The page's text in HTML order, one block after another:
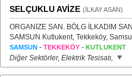
SELÇUKLU AVİZE (İLKAY ASAN)
ORGANİZE SAN. BÖLG İLKADIM
SAMSUN Kutlukent, Tekkeköy,
SAMSUN - TEKKEKÖY - KUTLUKENT
Diğer Sektörler, Elektrik Tesisatı,